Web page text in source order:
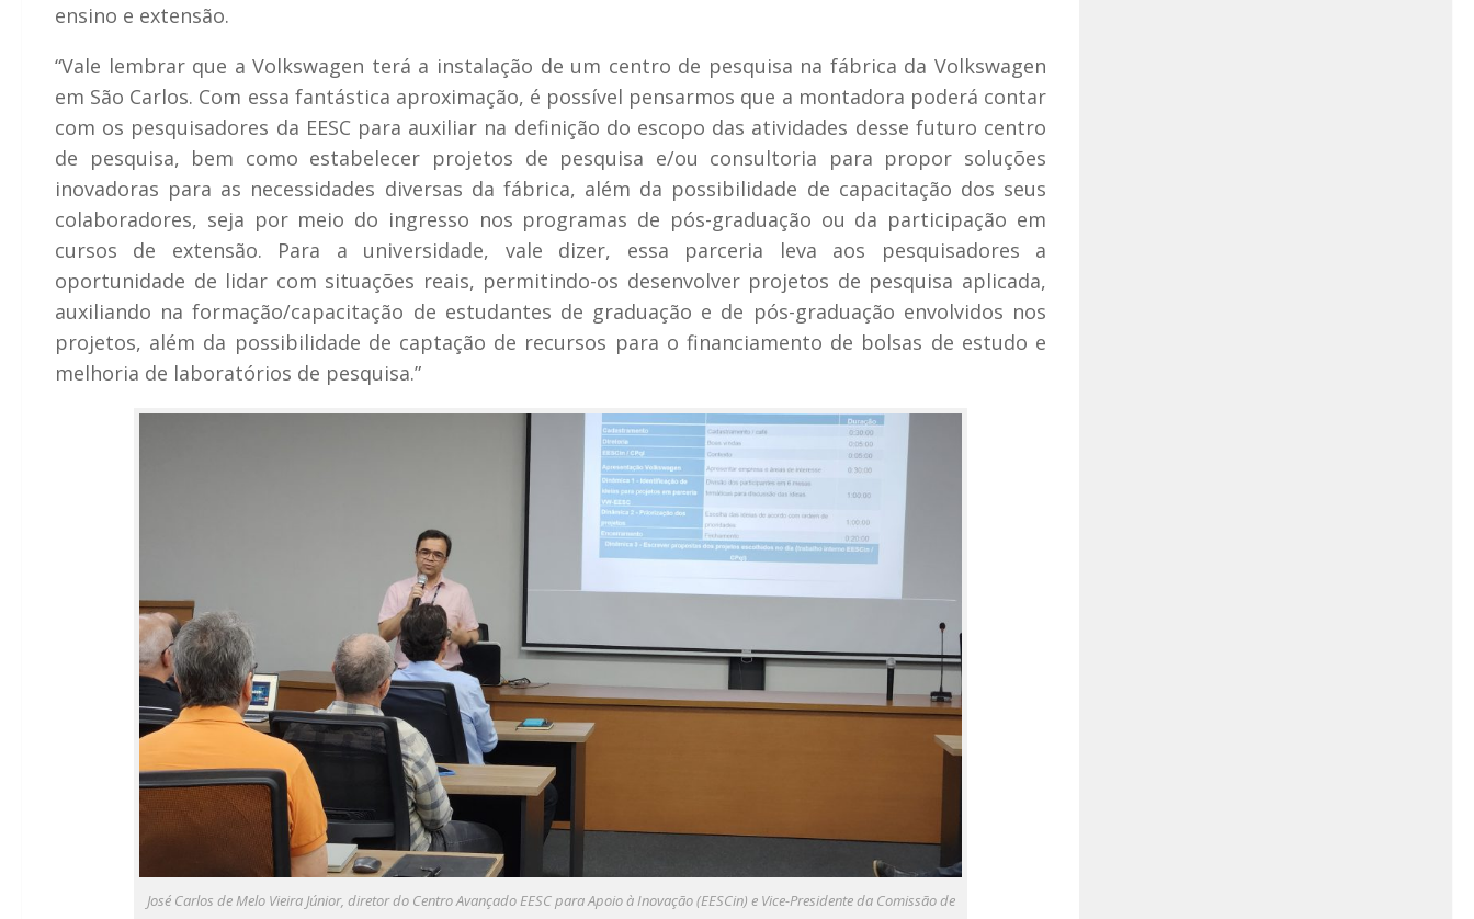
ensino e extensão.
“Vale lembrar que a Volkswagen terá a instalação de um centro de pesquisa na fábrica da Volkswagen
em São Carlos. Com essa fantástica aproximação, é possível pensarmos que a montadora poderá contar
com os pesquisadores da EESC para auxiliar na definição do escopo das atividades desse futuro centro
de pesquisa, bem como estabelecer projetos de pesquisa e/ou consultoria para propor soluções
inovadoras para as necessidades diversas da fábrica, além da possibilidade de capacitação dos seus
colaboradores, seja por meio do ingresso nos programas de pós-graduação ou da participação em
cursos de extensão. Para a universidade, vale dizer, essa parceria leva aos pesquisadores a
oportunidade de lidar com situações reais, permitindo-os desenvolver projetos de pesquisa aplicada,
auxiliando na formação/capacitação de estudantes de graduação e de pós-graduação envolvidos nos
projetos, além da possibilidade de captação de recursos para o financiamento de bolsas de estudo e
melhoria de laboratórios de pesquisa.”
José Carlos de Melo Vieira Júnior, diretor do Centro Avançado EESC para Apoio à Inovação (EESCin) e Vice-Presidente da Comissão de